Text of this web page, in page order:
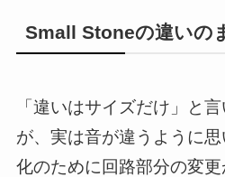
Small Stoneの違いの
「違いはサイズだけ」と
が、実は音が違うように
化のために回路部分の変